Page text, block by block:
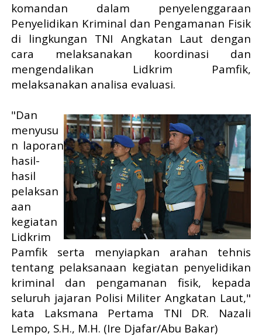
komandan dalam penyelenggaraan
Penyelidikan Kriminal dan Pengamanan Fisik
di lingkungan TNI Angkatan Laut dengan
cara melaksanakan koordinasi dan
mengendalikan Lidkrim Pamfik,
melaksanakan analisa evaluasi.
"Dan
menyusu
n laporan
hasil-
hasil
pelaksan
aan
kegiatan
Lidkrim
Pamfik serta menyiapkan arahan tehnis
tentang pelaksanaan kegiatan penyelidikan
kriminal dan pengamanan fisik, kepada
seluruh jajaran Polisi Militer Angkatan Laut,"
kata Laksmana Pertama TNI DR. Nazali
Lempo, S.H., M.H. (Ire Djafar/Abu Bakar)